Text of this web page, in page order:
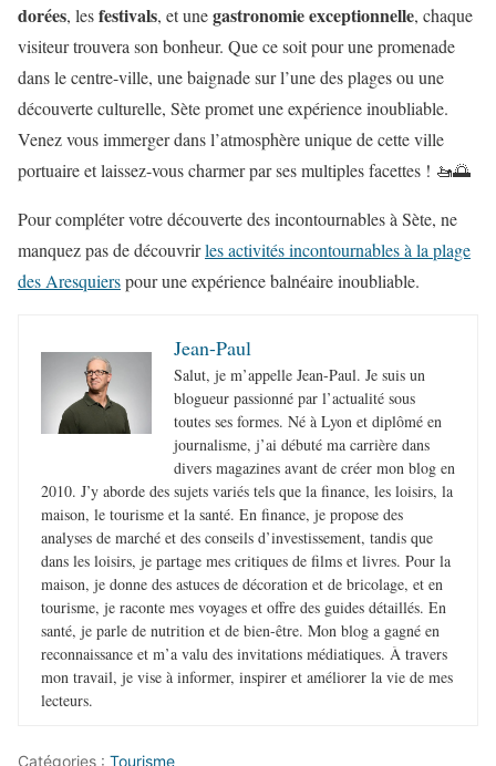
dorées, lesfestivals, et unegastronomie exceptionnelle, chaque
visiteur trouvera son bonheur. Que ce soit pour une promenade
dans le centre-ville, une baignade sur l’une des plages ou une
découverte culturelle, Sète promet une expérience inoubliable.
Venez vous immerger dans l’atmosphère unique de cette ville
portuaire et laissez-vous charmer par ses multiples facettes ! 🚤🌅
Pour compléter votre découverte des incontournables à Sète, ne
manquez pas de découvrirles activités incontournables à la plage
des Aresquierspour une expérience balnéaire inoubliable.
Jean-Paul
Salut, je m’appelle Jean-Paul. Je suis un
blogueur passionné par l’actualité sous
toutes ses formes. Né à Lyon et diplômé en
journalisme, j’ai débuté ma carrière dans
divers magazines avant de créer mon blog en
2010. J’y aborde des sujets variés tels que la finance, les loisirs, la
maison, le tourisme et la santé. En finance, je propose des
analyses de marché et des conseils d’investissement, tandis que
dans les loisirs, je partage mes critiques de films et livres. Pour la
maison, je donne des astuces de décoration et de bricolage, et en
tourisme, je raconte mes voyages et offre des guides détaillés. En
santé, je parle de nutrition et de bien-être. Mon blog a gagné en
reconnaissance et m’a valu des invitations médiatiques. À travers
mon travail, je vise à informer, inspirer et améliorer la vie de mes
lecteurs.
Catégories : Tourisme